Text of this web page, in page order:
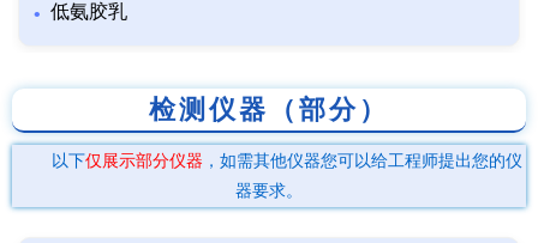
低氨胶乳
检测仪器（部分）
以下仅展示部分仪器 ，如需其他仪器您可以给工程师提出您的仪
器要求。